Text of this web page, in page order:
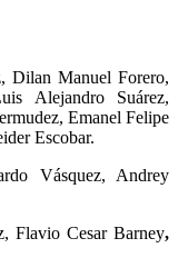
Dilan Manuel Forero,
Alejandro Suárez,
Emanel Felipe
Escobar.
Vásquez, Andrey
Flavio Cesar Barney,